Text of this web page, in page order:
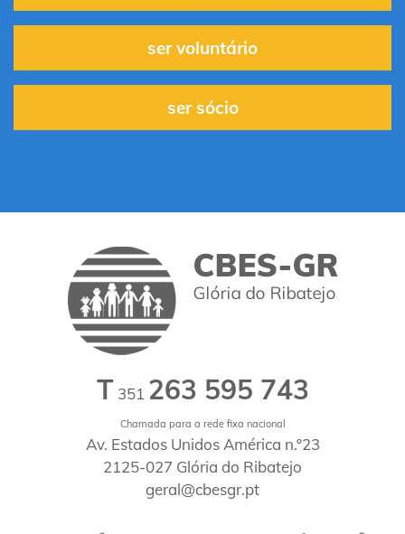
ser voluntário
ser sócio
T 351 263 595 743
Chamada para a rede fixa nacional
Av. Estados Unidos América n.º23
2125-027 Glória do Ribatejo
geral@cbesgr.pt